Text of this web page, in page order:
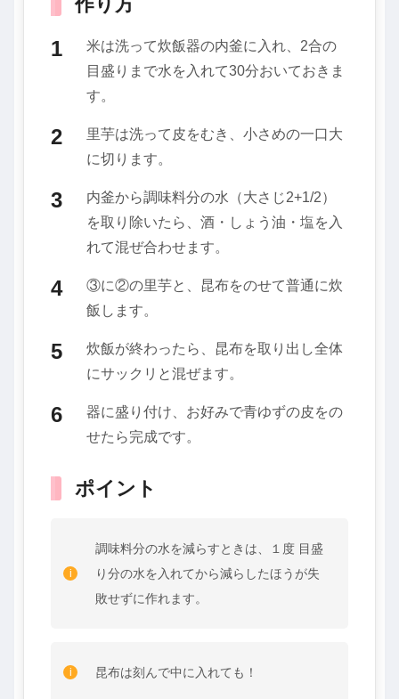
米は洗って炊飯器の内釜に入れ、2合の
目盛りまで水を入れて30分おいておきま
す。
里芋は洗って皮をむき、小さめの一口大
に切ります。
内釜から調味料分の水（大さじ2+1/2）
を取り除いたら、酒・しょう油・塩を入
れて混ぜ合わせます。
③に②の里芋と、昆布をのせて普通に炊
飯します。
炊飯が終わったら、昆布を取り出し全体
にサックリと混ぜます。
器に盛り付け、お好みで青ゆずの皮をの
せたら完成です。
ポイント
調味料分の水を減らすときは、１度 目盛
り分の水を入れてから減らしたほうが失
敗せずに作れます。
昆布は刻んで中に入れても！